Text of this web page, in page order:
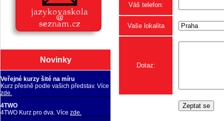
Novinky
Veřejné kurzy šité na míru
Kurz přesně podle vašich představ. Více
zde.
4TWO
4TWO Kurz pro dva. Více zde.
Váš telefon:
Vaše lokalita
Dotaz: